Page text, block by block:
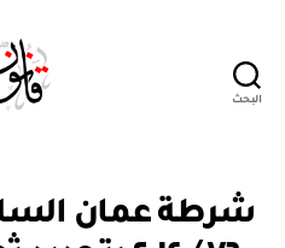
البحث
التصنيفات
شرطة عمان